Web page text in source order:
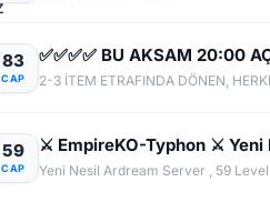
83
CAP
✅✅✅✅ BU AKSAM 20:00
59
CAP
⚔️ EmpireKO-Typhon ⚔️
Yeni Nesil Ardream Server , 59